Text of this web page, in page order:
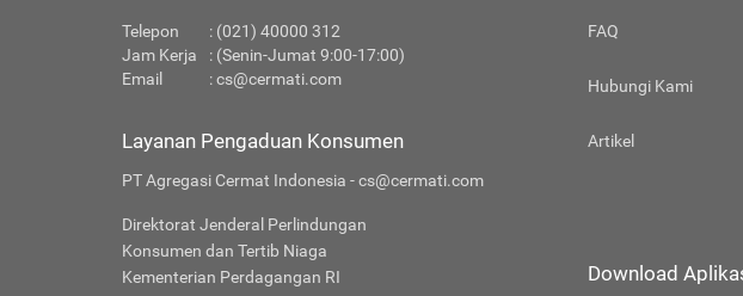
Telepon
: (021) 40000 312
Jam Kerja
: (Senin-Jumat 9:00-17:00)
Email
:cs@cermati.com
Layanan Pengaduan Konsumen
PT Agregasi Cermat Indonesia - cs@cermati.com
Direktorat Jenderal Perlindungan
Konsumen dan Tertib Niaga
Kementerian Perdagangan RI
FAQ
Hubungi Kami
Artikel
Download